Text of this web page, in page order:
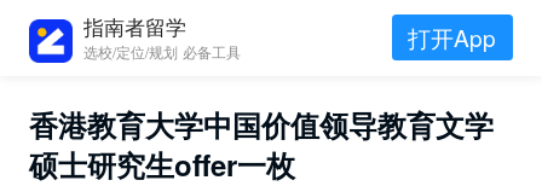
指南者留学
选校/定位/规划 必备工具 打开App
香港教育大学中国价值领导教育文学
硕士研究生offer一枚